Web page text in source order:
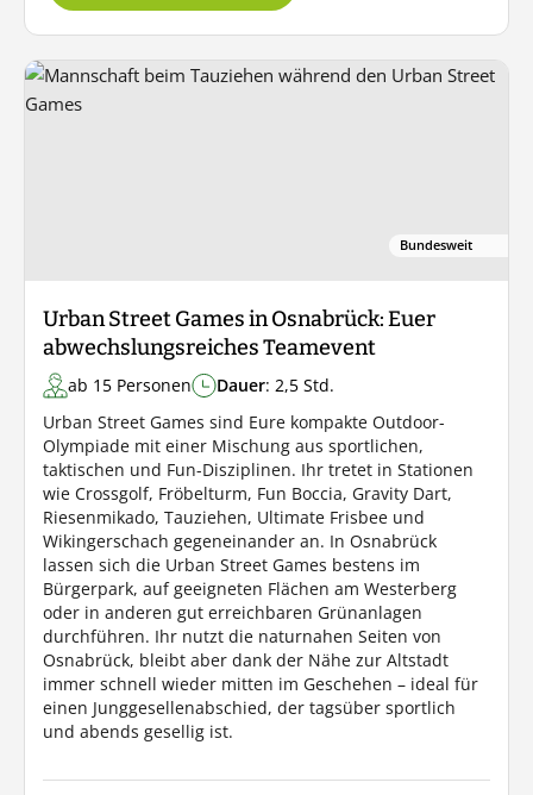
Bundesweit
Urban Street Games in Osnabrück: Euer
abwechslungsreiches Teamevent
ab 15 Personen Dauer: 2,5 Std.
Urban Street Games sind Eure kompakte Outdoor-
Olympiade mit einer Mischung aus sportlichen,
taktischen und Fun-Disziplinen. Ihr tretet in Stationen
wie Crossgolf, Fröbelturm, Fun Boccia, Gravity Dart,
Riesenmikado, Tauziehen, Ultimate Frisbee und
Wikingerschach gegeneinander an. In Osnabrück
lassen sich die Urban Street Games bestens im
Bürgerpark, auf geeigneten Flächen am Westerberg
oder in anderen gut erreichbaren Grünanlagen
durchführen. Ihr nutzt die naturnahen Seiten von
Osnabrück, bleibt aber dank der Nähe zur Altstadt
immer schnell wieder mitten im Geschehen – ideal für
einen Junggesellenabschied, der tagsüber sportlich
und abends gesellig ist.